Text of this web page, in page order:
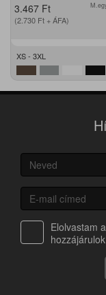
3.467 Ft
(2.730 Ft + ÁFA)
XS - 3XL
Elolvastam